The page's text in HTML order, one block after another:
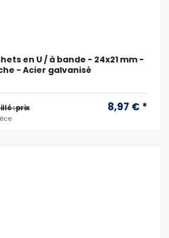
en U / à bande - 24x21 mm -
- Acier galvanisé
: prix 8,97 € *